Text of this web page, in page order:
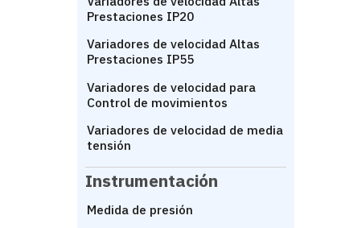
Prestaciones IP20
Variadores de velocidad Altas
Prestaciones IP55
Variadores de velocidad para
Control de movimientos
Variadores de velocidad de media
tensión
Instrumentación
Medida de presión